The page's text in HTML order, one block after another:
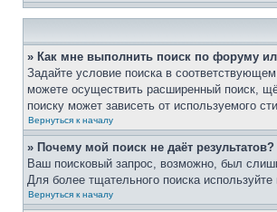
» Как мне выполнить поиск по форуму
Задайте условие поиска в
можете осуществить расширенный поиск,
поиску может зависеть от используемого
Вернуться к началу
» Почему мой поиск не даёт результатов?
Ваш поисковый запрос, возможно, был
Для более тщательного поиска
Вернуться к началу